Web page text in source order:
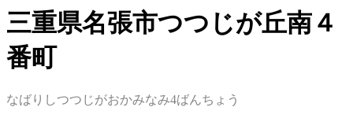
三重県名張市つつじが丘南４
番町
なばりしつつじがおかみなみ4ばんちょう